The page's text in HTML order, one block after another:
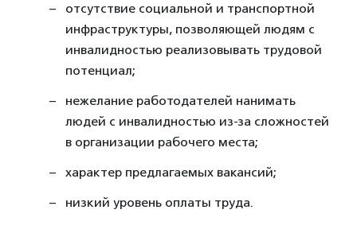
отсутствие социальной и транспортной
инфраструктуры, позволяющей людям с
инвалидностью реализовывать трудовой
потенциал;
нежелание работодателей нанимать
людей с инвалидностью из‑за сложностей
в организации рабочего места;
характер предлагаемых вакансий;
низкий уровень оплаты труда.